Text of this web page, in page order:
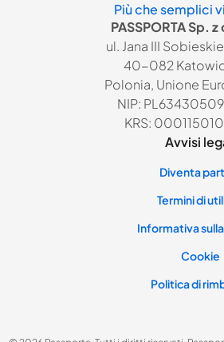
Più che semplici
PASSPORTA Sp. z
ul. Jana III
40-082
Polonia, Unione
NIP:
KRS:
Avvisi
Diventa
Termini di
Informativa
Cookie
Politica di